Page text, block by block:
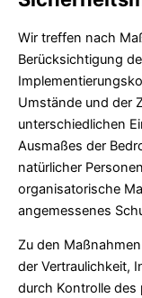
Wir treffen nach
Berücksichtigung
Umstände und der
unterschiedlichen
Ausmaßes der
natürlicher
organisatorische
angemessenes
Zu den
der Vertraulichkeit,
durch Kontrolle